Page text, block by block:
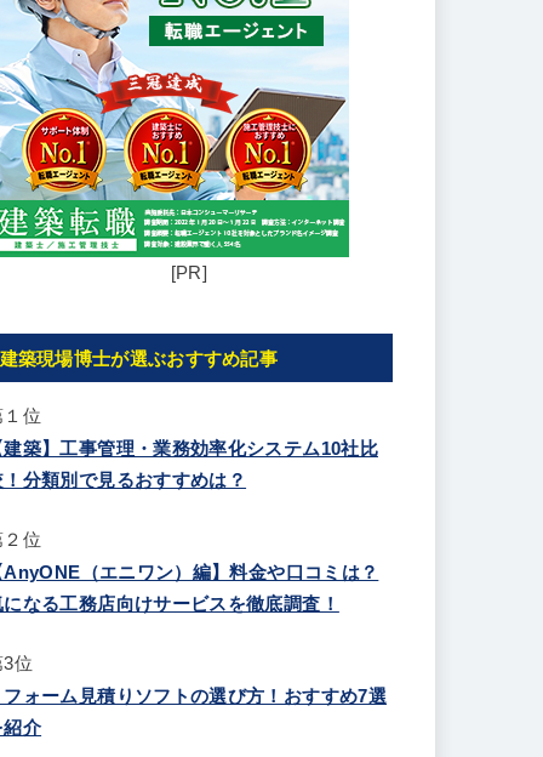
[PR]
建築現場博士が選ぶおすすめ記事
１位
建築】工事管理・業務効率化システム10社比
！分類別で見るおすすめは？
２位
AnyONE（エニワン）編】料金や口コミは？
になる工務店向けサービスを徹底調査！
3位
フォーム見積りソフトの選び方！おすすめ7選
紹介